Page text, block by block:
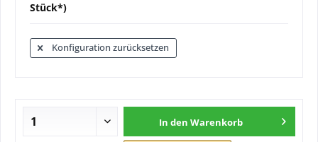
Stück*)
Konfiguration zurücksetzen
In den Warenkorb